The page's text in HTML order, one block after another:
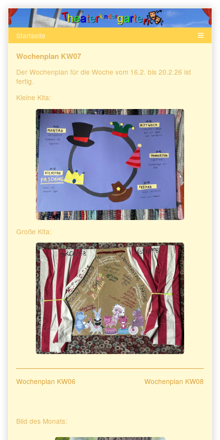
Skip
to
content
Wochenplan KW07
Der Wochenplan für die Woche vom 16.2. bis 20.2.26 ist
fertig.
Kleine Kita:
Große Kita:
Beitragsnavigation
Previous
Wochenplan KW06
Next
Wochenplan KW08
Primary
Bild des Monats: